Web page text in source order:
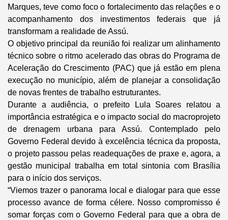
Marques, teve como foco o fortalecimento das relações e o
acompanhamento dos investimentos federais que já
transformam a realidade de Assú.
O objetivo principal da reunião foi realizar um alinhamento
técnico sobre o ritmo acelerado das obras do Programa de
Aceleração do Crescimento (PAC) que já estão em plena
execução no município, além de planejar a consolidação
de novas frentes de trabalho estruturantes.
Durante a audiência, o prefeito Lula Soares relatou a
importância estratégica e o impacto social do macroprojeto
de drenagem urbana para Assú. Contemplado pelo
Governo Federal devido à excelência técnica da proposta,
o projeto passou pelas readequações de praxe e, agora, a
gestão municipal trabalha em total sintonia com Brasília
para o início dos serviços.
“Viemos trazer o panorama local e dialogar para que esse
processo avance de forma célere. Nosso compromisso é
somar forças com o Governo Federal para que a obra de